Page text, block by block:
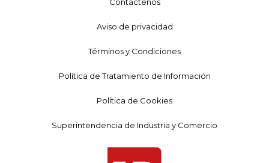
Aviso de privacidad
Términos y Condiciones
Política de Tratamiento de Información
Política de Cookies
Superintendencia de Industria y Comercio